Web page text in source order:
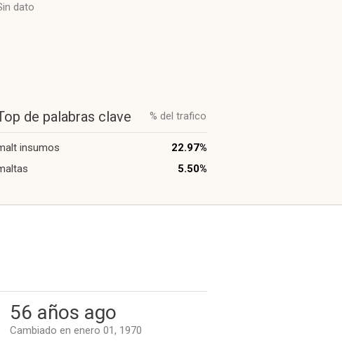
dato
de palabras clave % del trafico
insumos
22.97%
5.50%
56 años ago
Cambiado en enero 01, 1970